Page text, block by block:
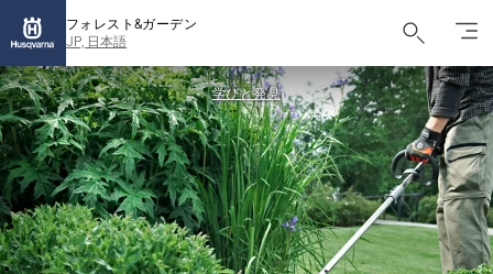
フォレスト&ガーデン
JP, 日本語
学びと発見